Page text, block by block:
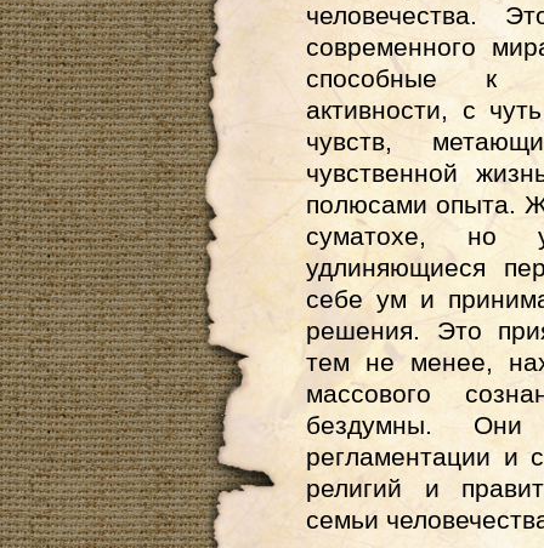
человечества.
современного
способные к
активности, с
чувств,
чувственной
полюсами опыта.
суматохе, но
удлиняющиеся
себе ум и
решения. Это
тем не менее,
массового
бездумны. Они
регламентации и
религий и
семьи